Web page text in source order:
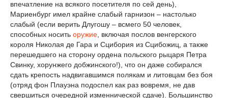
впечатление на всякого посетителя по сей день),
Мариенбург имел крайне слабый гарнизон – настолько
слабый (если верить Длугошу – всмего 50 человек,
способных носить оружие , включая послов венгерского
короля Николая де Гара и Сцибория из Сцибожиц, а также
перешедшего на сторону ордена польского рыцаря Петра
Свинку, хорунжего добжинского!), что он даже собирался
сдать крепость надвигавшимся полякам и литовцам без боя
(отряд фон Плауэна подоспел как раз вовремя, не дав
свершиться очередной изменнической сдаче). Большинство